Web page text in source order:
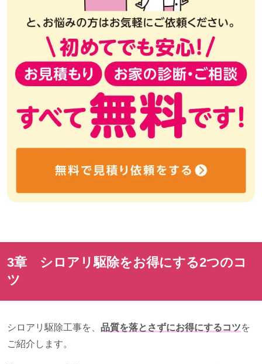
3章 シロアリ駆除をお得にする2つのコ
ツ
シロアリ駆除工事を、 品質を落とさずにお得にするコツを
ご紹介します。